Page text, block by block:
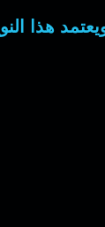
هذا